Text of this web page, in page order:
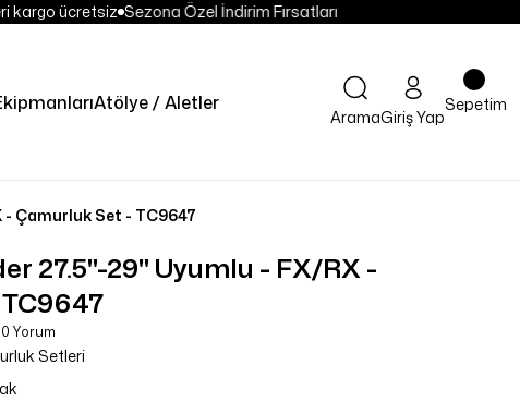
kargo ücretsiz Sezona Özel İndirim Fırsatları
Atölye / Aletler
AramaGiriş Yap
Sepetim
- Çamurluk Set - TC9647
27.5''-29'' Uyumlu - FX/RX -
Yorum
Setleri